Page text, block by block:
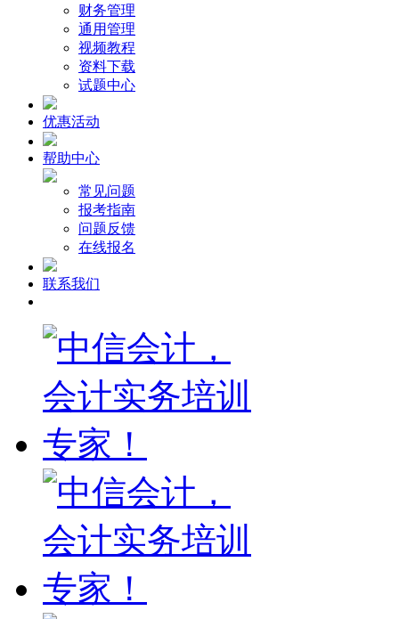
财务管理
通用管理
视频教程
资料下载
试题中心
优惠活动
帮助中心
常见问题
报考指南
问题反馈
在线报名
联系我们